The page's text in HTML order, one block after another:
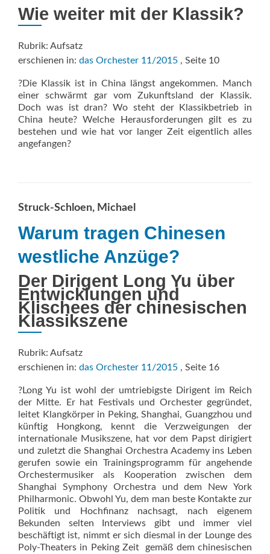
Wie weiter mit der Klassik?
Rubrik: Aufsatz
erschienen in: das Orchester 11/2015 , Seite 10
?Die Klassik ist in China längst angekommen. Manch
einer schwärmt gar vom Zukunftsland der Klassik.
Doch was ist dran? Wo steht der Klassikbetrieb in
China heute? Welche Herausforderungen gilt es zu
bestehen und wie hat vor langer Zeit eigentlich alles
angefangen?
Struck-Schloen, Michael
Warum tragen Chinesen
westliche Anzüge?
Der Dirigent Long Yu über
Entwicklungen und
Klischees der chinesischen
Klassikszene
Rubrik: Aufsatz
erschienen in: das Orchester 11/2015 , Seite 16
?Long Yu ist wohl der umtriebigste Dirigent im Reich
der Mitte. Er hat Festivals und Orchester gegründet,
leitet Klangkörper in Peking, Shanghai, Guangzhou und
künftig Hongkong, kennt die Verzweigungen der
internationale Musikszene, hat vor dem Papst dirigiert
und zuletzt die Shanghai Orchestra Academy ins Leben
gerufen sowie ein Trainingsprogramm für angehende
Orchestermusiker als Kooperation zwischen dem
Shanghai Symphony Orchestra und dem New York
Philharmonic. Obwohl Yu, dem man beste Kontakte zur
Politik und Hochfinanz nachsagt, nach eigenem
Bekunden selten Interviews gibt und immer viel
beschäftigt ist, nimmt er sich diesmal in der Lounge des
Poly-Theaters in Peking Zeit  gemäß dem chinesischen